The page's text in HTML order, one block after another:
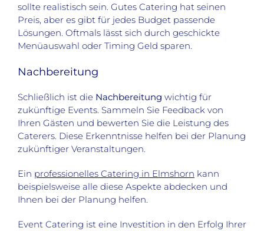
sollte realistisch sein. Gutes Catering hat seinen
Preis, aber es gibt für jedes Budget passende
Lösungen. Oftmals lässt sich durch geschickte
Menüauswahl oder Timing Geld sparen.
Nachbereitung
Schließlich ist die Nachbereitung wichtig für
zukünftige Events. Sammeln Sie Feedback von
Ihren Gästen und bewerten Sie die Leistung des
Caterers. Diese Erkenntnisse helfen bei der Planung
zukünftiger Veranstaltungen.
Ein professionelles Catering in Elmshorn kann
beispielsweise alle diese Aspekte abdecken und
Ihnen bei der Planung helfen.
Event Catering ist eine Investition in den Erfolg Ihrer